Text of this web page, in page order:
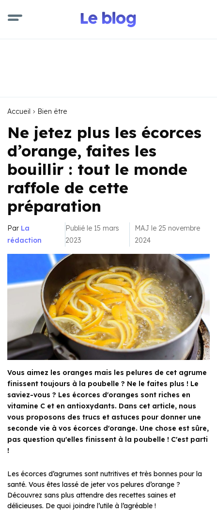
Accueil Bien être
Ne jetez plus les écorces
d’orange, faites les
bouillir : tout le monde
raffole de cette
préparation
Par La
rédaction
Publié le 15 mars
2023
MAJ le 25 novembre
2024
Vous aimez les oranges mais les pelures de cet agrume
finissent toujours à la poubelle ? Ne le faites plus ! Le
saviez-vous ? Les écorces d'oranges sont riches en
vitamine C et en antioxydants. Dans cet article, nous
vous proposons des trucs et astuces pour donner une
seconde vie à vos écorces d'orange. Une chose est sûre,
pas question qu'elles finissent à la poubelle ! C'est parti
!
Les écorces d’agrumes sont nutritives et très bonnes pour la
santé. Vous êtes lassé de jeter vos pelures d’orange ?
Découvrez sans plus attendre des recettes saines et
délicieuses. De quoi joindre l’utile à l’agréable !